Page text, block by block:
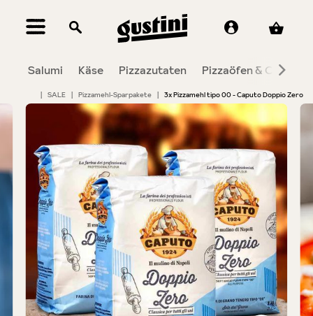
springen
Salumi Käse Pizzazutaten Pizzaöfen & Co.
| SALE | Pizzamehl-Sparpakete | 3x Pizzamehl tipo 00 - Caputo Doppio Zero
Bildergalerie überspringen